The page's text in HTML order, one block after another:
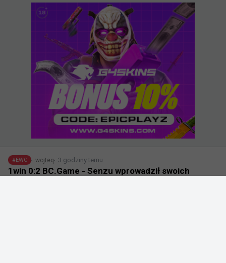
#EWC wojteq 3 godziny temu
1win 0:2 BC.Game - Senzu wprowadził swoich